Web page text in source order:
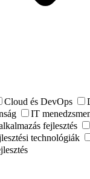
Cloud és DevOps
IT
fejlesztés
technológiák